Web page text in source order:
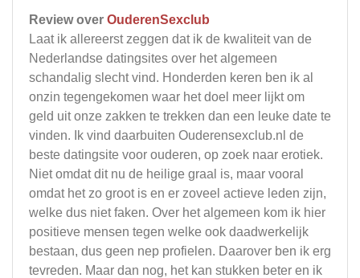
Review over OuderenSexclub
Laat ik allereerst zeggen dat ik de kwaliteit van de
Nederlandse datingsites over het algemeen
schandalig slecht vind. Honderden keren ben ik al
onzin tegengekomen waar het doel meer lijkt om
geld uit onze zakken te trekken dan een leuke date te
vinden. Ik vind daarbuiten Ouderensexclub.nl de
beste datingsite voor ouderen, op zoek naar erotiek.
Niet omdat dit nu de heilige graal is, maar vooral
omdat het zo groot is en er zoveel actieve leden zijn,
welke dus niet faken. Over het algemeen kom ik hier
positieve mensen tegen welke ook daadwerkelijk
bestaan, dus geen nep profielen. Daarover ben ik erg
tevreden. Maar dan nog, het kan stukken beter en ik